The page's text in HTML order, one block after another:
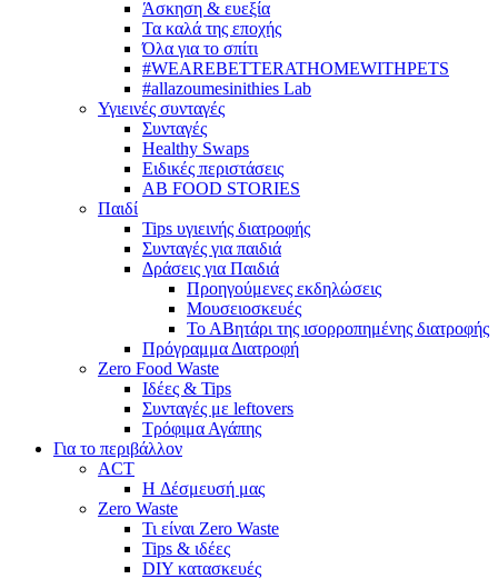
Άσκηση & ευεξία
Τα καλά της εποχής
Όλα για το σπίτι
#WEAREBETTERATHOMEWITHPETS
#allazoumesinithies Lab
Υγιεινές συνταγές
Συνταγές
Healthy Swaps
Ειδικές περιστάσεις
AB FOOD STORIES
Παιδί
Tips υγιεινής διατροφής
Συνταγές για παιδιά
Δράσεις για Παιδιά
Προηγούμενες εκδηλώσεις
Μουσειοσκευές
Το ΑΒητάρι της ισορροπημένης διατροφής
Πρόγραμμα Διατροφή
Zero Food Waste
Ιδέες & Tips
Συνταγές με leftovers
Τρόφιμα Αγάπης
Για το περιβάλλον
ACT
H Δέσμευσή μας
Zero Waste
Τι είναι Zero Waste
Tips & ιδέες
DIY κατασκευές